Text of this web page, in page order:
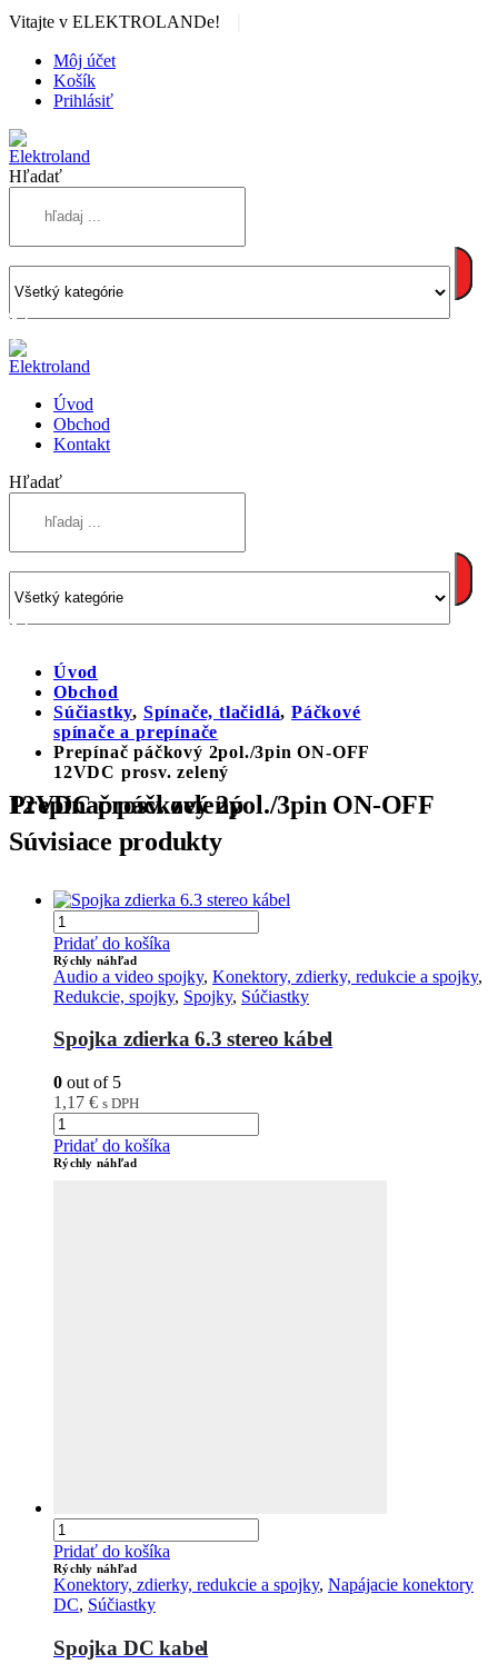
Vitajte v ELEKTROLANDe!
Môj účet
Košík
Prihlásiť
Hľadať
Úvod
Obchod
Kontakt
Hľadať
Úvod
Obchod
Súčiastky, Spínače, tlačidlá,Páčkové
spínače a prepínače
Prepínač páčkový 2pol./3pin ON-OFF
12VDC prosv. zelený
Prepínač páčkový 2pol./3pin ON-OFF 12VDC prosv. zelený
Súvisiace produkty
Pridať do košíka
Rýchly náhľad
Audio a video spojky, Konektory, zdierky, redukcie a spojky,
Redukcie, spojky, Spojky, Súčiastky
Spojka zdierka 6.3 stereo kábel
0 out of 5
1,17 € s DPH
Pridať do košíka
Rýchly náhľad
Pridať do košíka
Rýchly náhľad
Konektory, zdierky, redukcie a spojky, Napájacie konektory
DC, Súčiastky
Spojka DC kabel